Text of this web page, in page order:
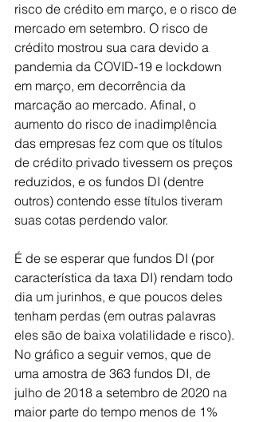
risco de crédito em março, e o risco de
mercado em setembro. O risco de
crédito mostrou sua cara devido a
pandemia da COVID-19 e lockdown
em março, em decorrência da
marcação ao mercado. Afinal, o
aumento do risco de inadimplência
das empresas fez com que os títulos
de crédito privado tivessem os preços
reduzidos, e os fundos DI (dentre
outros) contendo esse títulos tiveram
suas cotas perdendo valor.
É de se esperar que fundos DI (por
característica da taxa DI) rendam todo
dia um jurinhos, e que poucos deles
tenham perdas (em outras palavras
eles são de baixa volatilidade e risco).
No gráfico a seguir vemos, que de
uma amostra de 363 fundos DI, de
julho de 2018 a setembro de 2020 na
maior parte do tempo menos de 1%